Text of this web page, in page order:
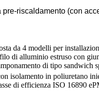
riscaldamento (con
da 4 modelli per
di alluminio estruso con
di tipo sandwich
isolamento in poliuretano
di efficienza ISO 16890